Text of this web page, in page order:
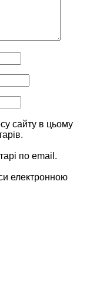
сайту в цьому
по email.
електронною